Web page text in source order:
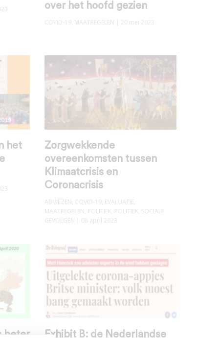
over het hoofd gezien
COVID-19, MAATREGELEN | 20 mei 2023
het
Zorgwekkende
overeenkomsten tussen
Klimaatcrisis en
Coronacrisis
ADVIEZEN, COVID-19, EVALUATIE,
MAATREGELEN, POLITIEK, POLITIEK, SOCIALE
GEVOLGEN | 08 april 2023
beter
Exhibit B: de Nederlandse